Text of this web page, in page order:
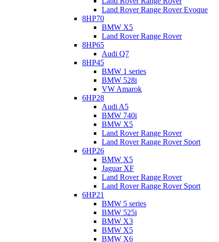
Land Rover Range Rover Evoque
8HP70
BMW X5
Land Rover Range Rover
8HP65
Audi Q7
8HP45
BMW 1 series
BMW 528i
VW Amarok
6HP28
Audi A5
BMW 740i
BMW X5
Land Rover Range Rover
Land Rover Range Rover Sport
6HP26
BMW X5
Jaguar XF
Land Rover Range Rover
Land Rover Range Rover Sport
6HP21
BMW 5 series
BMW 525i
BMW X3
BMW X5
BMW X6